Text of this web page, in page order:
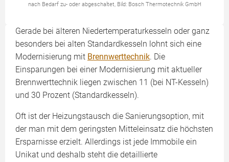
nach Bedarf zu- oder abgeschaltet, Bild: Bosch Thermotechnik GmbH
Gerade bei älteren Niedertemperaturkesseln oder ganz
besonders bei alten Standardkesseln lohnt sich eine
Modernisierung mit Brennwerttechnik. Die
Einsparungen bei einer Modernisierung mit aktueller
Brennwerttechnik liegen zwischen 11 (bei NT-Kesseln)
und 30 Prozent (Standardkesseln).
Oft ist der Heizungstausch die Sanierungsoption, mit
der man mit dem geringsten Mitteleinsatz die höchsten
Ersparnisse erzielt. Allerdings ist jede Immobile ein
Unikat und deshalb steht die detaillierte